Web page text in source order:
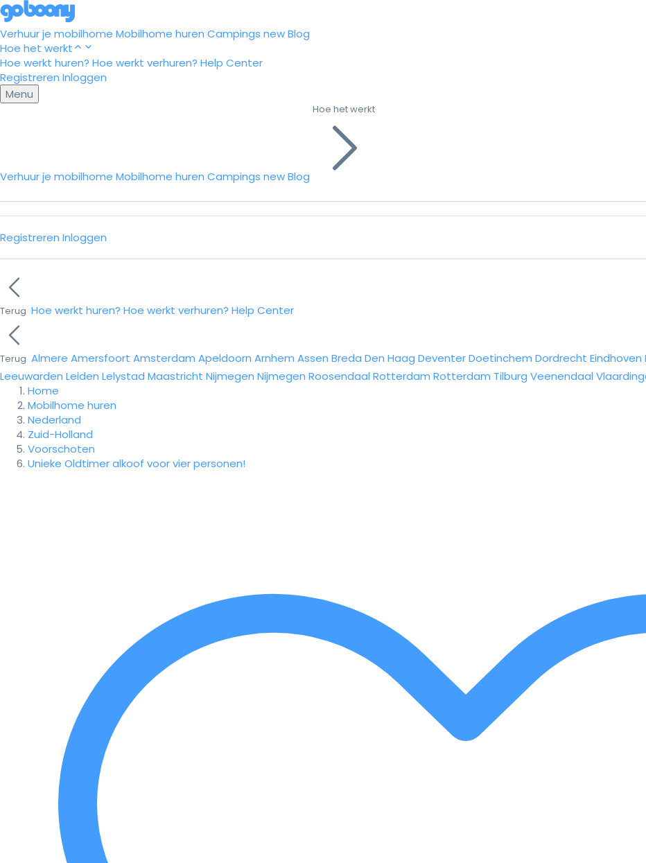
Verhuur je mobilhome Mobilhome huren Campings newBlog
Hoe het werkt
Hoe werkt huren? Hoe werkt verhuren? Help Center
Registreren Inloggen
Menu
Verhuur je mobilhome Mobilhome huren Campings newBlog
Hoe het werkt
Registreren Inloggen
Terug Hoe werkt huren? Hoe werkt verhuren? Help Center
Terug Almere Amersfoort Amsterdam Apeldoorn Arnhem Assen Breda Den Haag DeventerDoetinchem Dordrecht Eindhoven
Leeuwarden Leiden Lelystad Maastricht Nijmegen Nijmegen Roosendaal Rotterdam Rotterdam Tilburg Veenendaal
Home
Mobilhome huren
Nederland
Zuid-Holland
Voorschoten
Unieke Oldtimer alkoof voor vier personen!